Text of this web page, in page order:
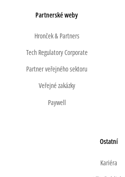
Partnerské weby
Hronček & Partners
Tech Regulatory Corporate
Partner veřejného sektoru
Veřejné zakázky
Paywell
Ostatní
Kariéra